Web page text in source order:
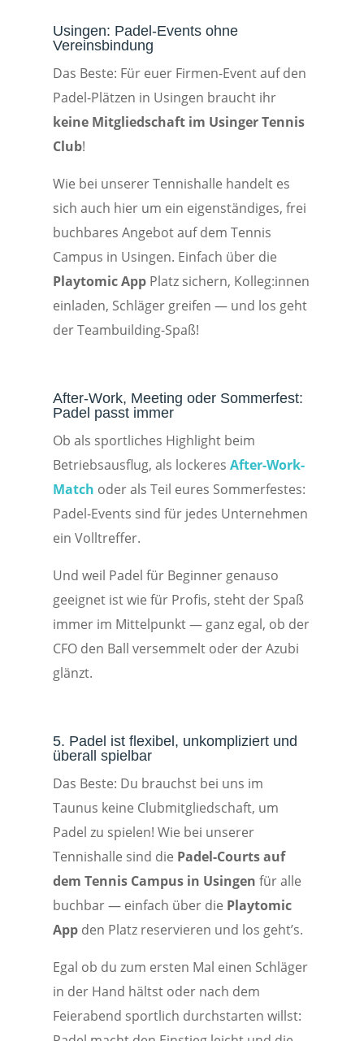
Usingen: Padel-Events ohne
Vereinsbindung
Das Beste: Für euer Firmen-Event auf den
Padel-Plätzen in Usingen braucht ihr
keine Mitgliedschaft im Usinger Tennis
Club!
Wie bei unserer Tennishalle handelt es
sich auch hier um ein eigenständiges, frei
buchbares Angebot auf dem Tennis
Campus in Usingen. Einfach über die
Playtomic AppPlatz sichern, Kolleg:innen
einladen, Schläger greifen — und los geht
der Teambuilding-Spaß!
After-Work, Meeting oder Sommerfest:
Padel passt immer
Ob als sportliches Highlight beim
Betriebsausflug, als lockeres After-Work-
Match oder als Teil eures Sommerfestes:
Padel-Events sind für jedes Unternehmen
ein Volltreffer.
Und weil Padel für Beginner genauso
geeignet ist wie für Profis, steht der Spaß
immer im Mittelpunkt — ganz egal, ob der
CFO den Ball versemmelt oder der Azubi
glänzt.
5. Padel ist flexibel, unkompliziert und
überall spielbar
Das Beste: Du brauchst bei uns im
Taunus keine Clubmitgliedschaft, um
Padel zu spielen! Wie bei unserer
Tennishalle sind die Padel-Courts auf
dem Tennis Campus in Usingen für alle
buchbar — einfach über die Playtomic
Appden Platz reservieren und los geht’s.
Egal ob du zum ersten Mal einen Schläger
in der Hand hältst oder nach dem
Feierabend sportlich durchstarten willst: